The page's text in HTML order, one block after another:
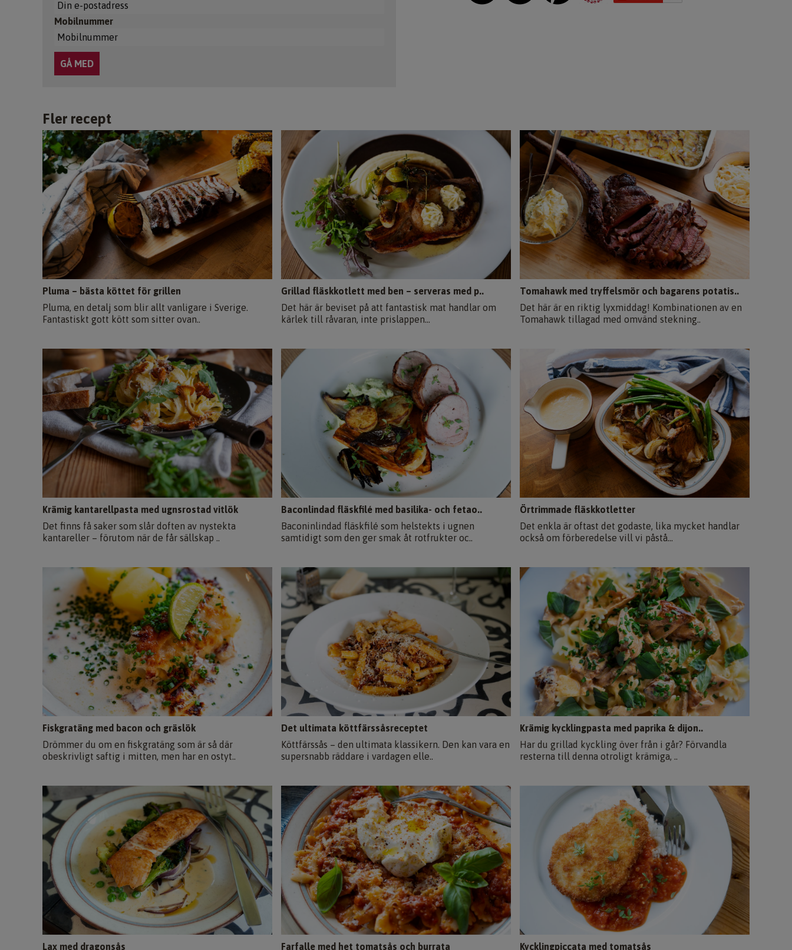
Mobilnummer
Fler recept
Pluma – bästa köttet för grillen
Pluma, en detalj som blir allt vanligare i Sverige.
Fantastiskt gott kött som sitter ovan..
Grillad fläskkotlett med ben – serveras med p..
Det här är beviset på att fantastisk mat handlar om
kärlek till råvaran, inte prislappen...
Tomahawk med tryffelsmör och bagarens potatis..
Det här är en riktig lyxmiddag! Kombinationen av en
Tomahawk tillagad med omvänd stekning..
Krämig kantarellpasta med ugnsrostad vitlök
Det finns få saker som slår doften av nystekta
kantareller – förutom när de får sällskap ..
Baconlindad fläskfilé med basilika- och fetao..
Baconinlindad fläskfilé som helstekts i ugnen
samtidigt som den ger smak åt rotfrukter oc..
Örtrimmade fläskkotletter
Det enkla är oftast det godaste, lika mycket handlar
också om förberedelse vill vi påstå...
Fiskgratäng med bacon och gräslök
Drömmer du om en fiskgratäng som är så där
obeskrivligt saftig i mitten, men har en ostyt..
Det ultimata köttfärssåsreceptet
Köttfärssås – den ultimata klassikern. Den kan vara en
supersnabb räddare i vardagen elle..
Krämig kycklingpasta med paprika & dijon..
Har du grillad kyckling över från i går? Förvandla
resterna till denna otroligt krämiga, ..
Lax med dragonsås Farfalle med het tomatsås och burrata Kycklingpiccata med tomatsås